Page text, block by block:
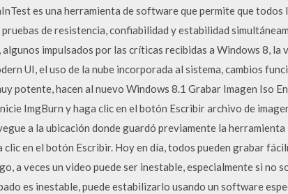
es una herramienta de software que permite que todos
de resistencia, confiabilidad y estabilidad
algunos impulsados por las críticas recibidas a Windows 8, la
UI, el uso de la nube incorporada al sistema, cambios
potente, hacen al nuevo Windows 8.1 Grabar Imagen Iso
ImgBurn y haga clic en el botón Escribir archivo de
a la ubicación donde guardó previamente la
clic en el botón Escribir. Hoy en día, todos pueden grabar
a veces un video puede ser inestable, especialmente si no
es inestable, puede estabilizarlo usando un software